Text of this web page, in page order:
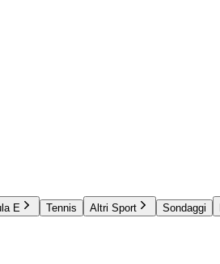
E Tennis Altri Sport Sondaggi